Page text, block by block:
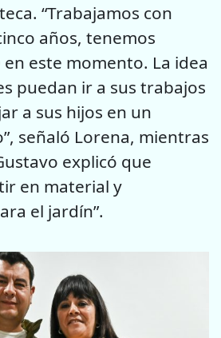
“Trabajamos con
años, tenemos
este momento. La idea
puedan ir a sus trabajos
a sus hijos en un
señaló Lorena, mientras
explicó que
en material y
el jardín”.